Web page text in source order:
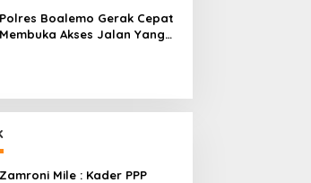
Polres Boalemo Gerak Cepat
Membuka Akses Jalan Yang
Zamroni Mile : Kader PPP